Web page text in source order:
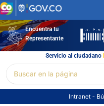
Ir
al
contenidoEncuentra tu
Representante
Servicio al ciudadano l
por:
Intranet -